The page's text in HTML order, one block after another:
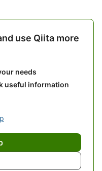
use Qiita more
needs
useful information